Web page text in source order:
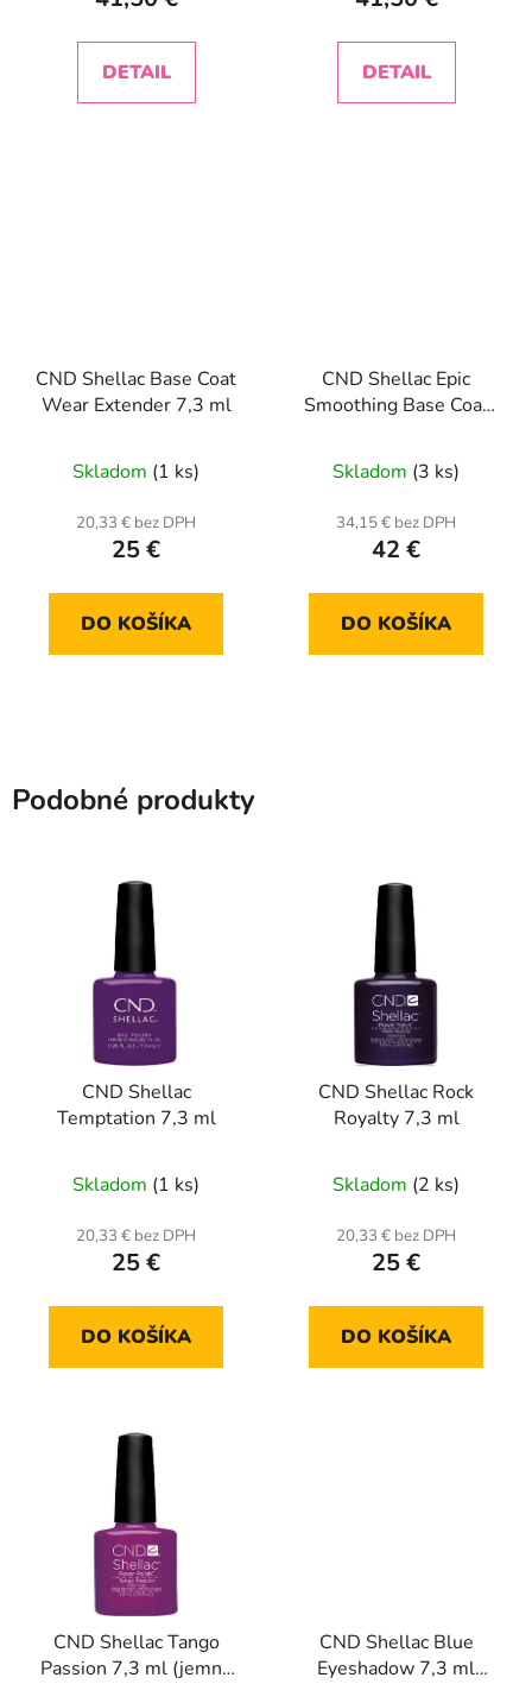
DETAIL
z
DETAIL
CND Shellac Base Coat
Wear Extender 7,3 ml
Skladom (1 ks)
20,33 € bez DPH
25 €
DO KOŠÍKA
CND Shellac Epic
Smoothing Base Coat
Skladom (3 ks)
34,15 € bez DPH
42 €
DO KOŠÍKA
Podobné produkty
CND Shellac
Temptation 7,3 ml
Skladom (1 ks)
20,33 € bez DPH
25 €
DO KOŠÍKA
CND Shellac Rock
Royalty 7,3 ml
Skladom (2 ks)
20,33 € bez DPH
25 €
DO KOŠÍKA
CND Shellac Tango
Passion 7,3 ml (jemná
CND Shellac Blue
Eyeshadow 7,3 ml